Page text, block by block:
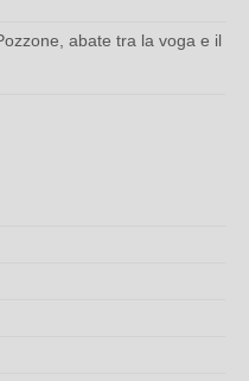
abate tra la voga e il